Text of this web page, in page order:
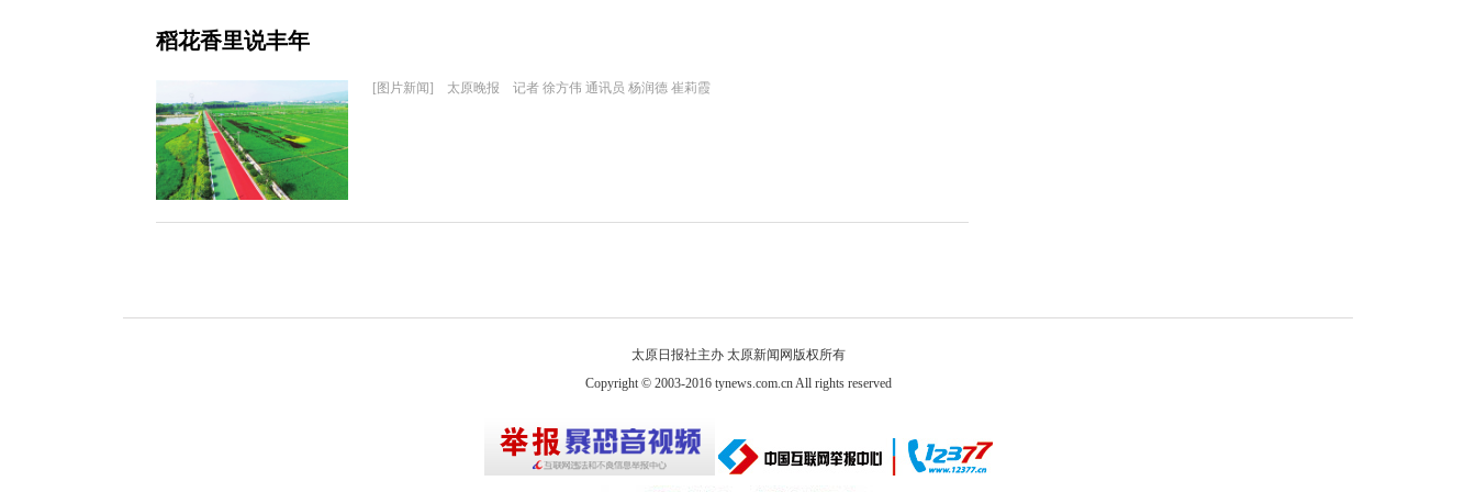
稻花香里说丰年
[图片新闻] 太原晚报 记者 徐方伟 通讯员 杨润德 崔莉霞
太原日报社主办 太原新闻网版权所有
Copyright © 2003-2016 tynews.com.cn All rights reserved